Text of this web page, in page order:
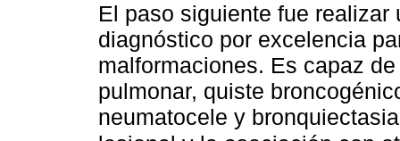
El paso siguiente fue
diagnóstico por excelencia
malformaciones. Es capaz
pulmonar, quiste
neumatocele y